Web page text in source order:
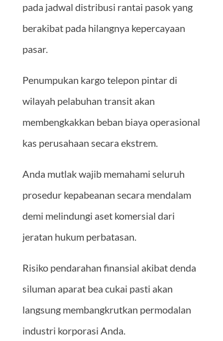
pada jadwal distribusi rantai pasok yang
berakibat pada hilangnya kepercayaan
pasar.
Penumpukan kargo telepon pintar di
wilayah pelabuhan transit akan
membengkakkan beban biaya operasional
kas perusahaan secara ekstrem.
Anda mutlak wajib memahami seluruh
prosedur kepabeanan secara mendalam
demi melindungi aset komersial dari
jeratan hukum perbatasan.
Risiko pendarahan finansial akibat denda
siluman aparat bea cukai pasti akan
langsung membangkrutkan permodalan
industri korporasi Anda.